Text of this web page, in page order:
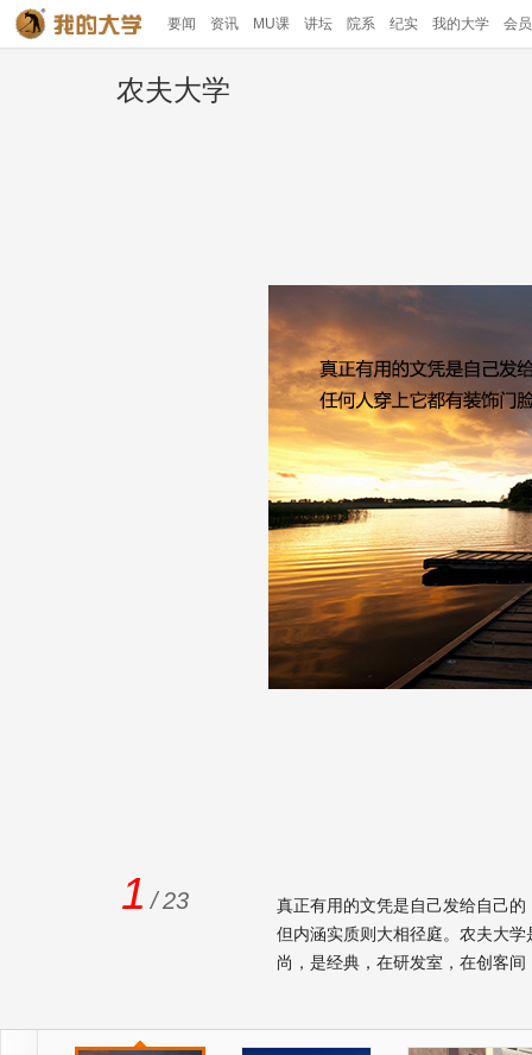
要闻 资讯 MU课 讲坛 院系 纪实 我的大学 会
农夫大学
1 /23
真正有用的文凭是自己发给自己
但内涵实质则大相径庭。农夫大
尚，是经典，在研发室，在创客